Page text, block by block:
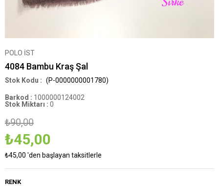
POLO İST
4084 Bambu Kraş Şal
(P-0000000001780)
Barkod : 1000000124002
Stok Miktarı : 0
₺90,00
₺45,00
₺45,00 'den başlayan taksitlerle
RENK